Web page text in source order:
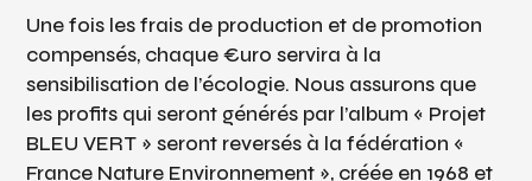
Une fois les frais de production et de promotion
compensés, chaque €uro servira à la
sensibilisation de l’écologie. Nous assurons que
les profits qui seront générés par l’album « Projet
BLEU VERT » seront reversés à la fédération «
France Nature Environnement », créée en 1968 et